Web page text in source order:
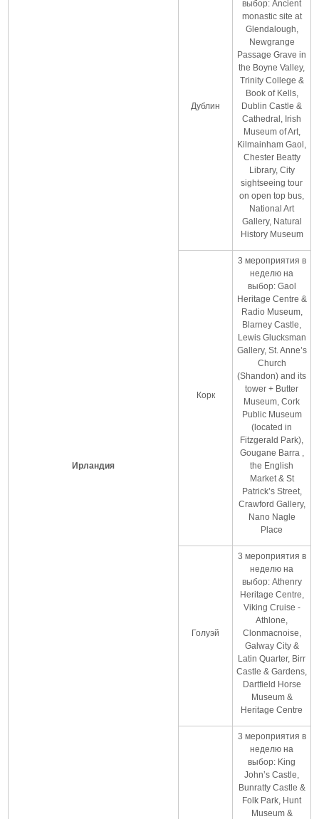
Ирландия
Дублин
выбор: Ancient
monastic site at
Glendalough,
Newgrange
Passage Grave in
the Boyne Valley,
Trinity College &
Book of Kells,
Dublin Castle &
Cathedral, Irish
Museum of Art,
Kilmainham Gaol,
Chester Beatty
Library, City
sightseeing tour
on open top bus,
National Art
Gallery, Natural
History Museum
Корк
3 мероприятия в
неделю на
выбор: Gaol
Heritage Centre &
Radio Museum,
Blarney Castle,
Lewis Glucksman
Gallery, St. Anne’s
Church
(Shandon) and its
tower + Butter
Museum, Cork
Public Museum
(located in
Fitzgerald Park),
Gougane Barra ,
the English
Market & St
Patrick’s Street,
Crawford Gallery,
Nano Nagle
Place
Голуэй
3 мероприятия в
неделю на
выбор: Athenry
Heritage Centre,
Viking Cruise -
Athlone,
Clonmacnoise,
Galway City &
Latin Quarter, Birr
Castle & Gardens,
Dartfield Horse
Museum &
Heritage Centre
3 мероприятия в
неделю на
выбор: King
John’s Castle,
Bunratty Castle &
Folk Park, Hunt
Museum &